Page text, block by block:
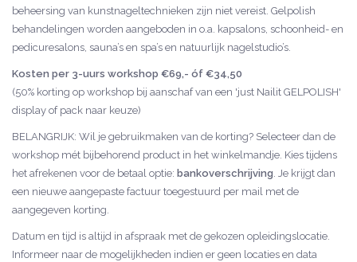
beheersing van kunstnageltechnieken zijn niet vereist. Gelpolish
behandelingen worden aangeboden in o.a. kapsalons, schoonheid- en
pedicuresalons, sauna’s en spa’s en natuurlijk nagelstudio’s.
Kosten per 3-uurs workshop €69,- óf €34,50
(50% korting op workshop bij aanschaf van een 'just Nailit GELPOLISH'
display of pack naar keuze)
BELANGRIJK: Wil je gebruikmaken van de korting? Selecteer dan de
workshop mét bijbehorend product in het winkelmandje. Kies tijdens
het afrekenen voor de betaal optie: bankoverschrijving. Je krijgt dan
een nieuwe aangepaste factuur toegestuurd per mail met de
aangegeven korting.
Datum en tijd is altijd in afspraak met de gekozen opleidingslocatie.
Informeer naar de mogelijkheden indien er geen locaties en data